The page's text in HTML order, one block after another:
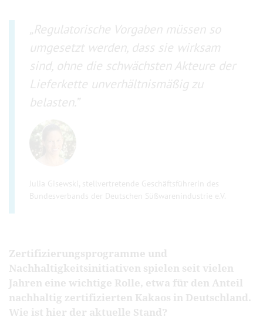
Regulatorische Vorgaben müssen so
umgesetzt werden, dass sie wirksam
sind, ohne die schwächsten Akteure der
Lieferkette unverhältnismäßig zu
belasten.
Julia Gisewski, stellvertretende Geschäftsführerin des
Bundesverbands der Deutschen Süßwarenindustrie e.V.
Zertifizierungsprogramme und
Nachhaltigkeitsinitiativen spielen seit vielen
Jahren eine wichtige Rolle, etwa für den Anteil
nachhaltig zertifizierten Kakaos in Deutschland.
Wie ist hier der aktuelle Stand?